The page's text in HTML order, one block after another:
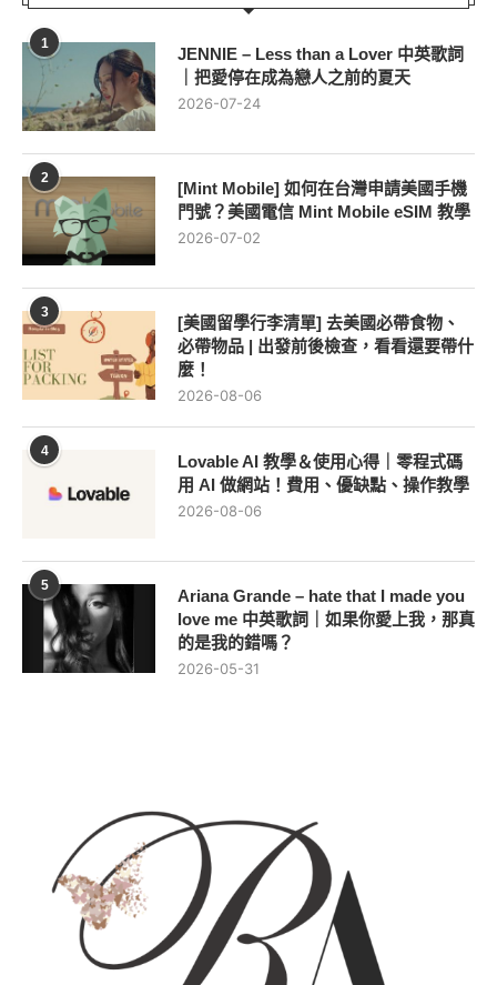
1
JENNIE – Less than a Lover 中英歌詞
｜把愛停在成為戀人之前的夏天
2026-07-24
2
[Mint Mobile] 如何在台灣申請美國手機
門號？美國電信 Mint Mobile eSIM 教學
2026-07-02
3
[美國留學行李清單] 去美國必帶食物、
必帶物品 | 出發前後檢查，看看還要帶什
麼！
2026-08-06
4
Lovable AI 教學＆使用心得｜零程式碼
用 AI 做網站！費用、優缺點、操作教學
2026-08-06
5
Ariana Grande – hate that I made you
love me 中英歌詞｜如果你愛上我，那真
的是我的錯嗎？
2026-05-31